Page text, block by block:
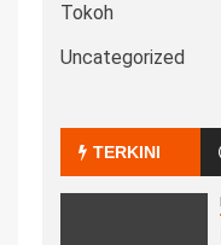
Tokoh
Uncategorized
TERKINI